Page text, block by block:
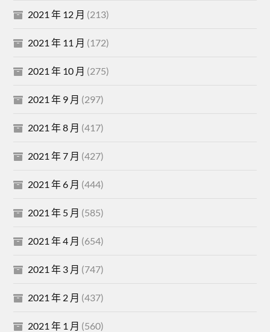
2021 年 12 月 (213)
2021 年 11 月 (172)
2021 年 10 月 (275)
2021 年 9 月 (297)
2021 年 8 月 (417)
2021 年 7 月 (427)
2021 年 6 月 (444)
2021 年 5 月 (585)
2021 年 4 月 (654)
2021 年 3 月 (747)
2021 年 2 月 (437)
2021 年 1 月 (560)